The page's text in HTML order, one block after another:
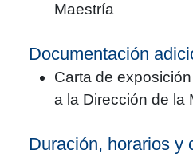
Maestría
Documentación
Carta de
a la Dirección de la
Duración, horarios y